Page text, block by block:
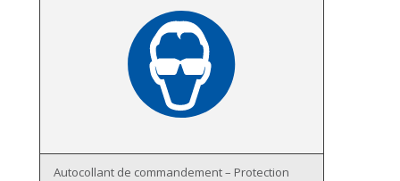
Autocollant de commandement – Protection